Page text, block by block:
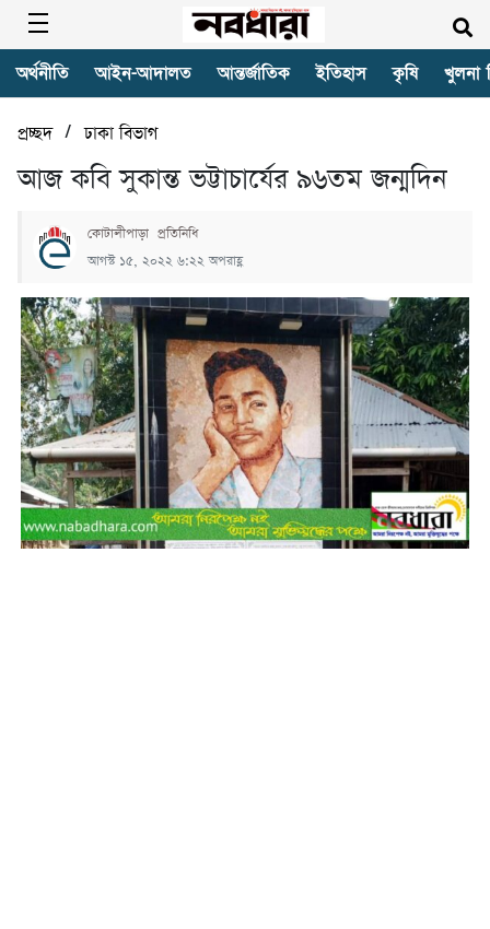
অর্থনীতি আইন-আদালত আন্তর্জাতিক ইতিহাস কৃষি খুলনা
প্রচ্ছদ/ঢাকা বিভাগ
আজ কবি সুকান্ত ভট্টাচার্যের ৯৬তম জন্মদিন
কোটালীপাড়া প্রতিনিধি
আগস্ট ১৫, ২০২২ ৬:২২ অপরাহ্ণ